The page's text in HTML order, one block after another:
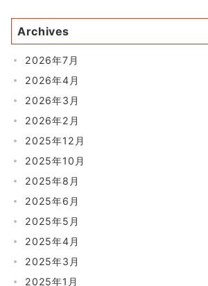
Archives
2026年7月
2026年4月
2026年3月
2026年2月
2025年12月
2025年10月
2025年8月
2025年6月
2025年5月
2025年4月
2025年3月
2025年1月